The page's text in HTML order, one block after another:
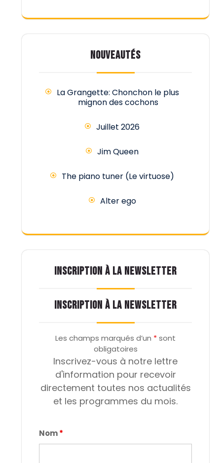
NOUVEAUTÉS
La Grangette: Chonchon le plus
mignon des cochons
Juillet 2026
Jim Queen
The piano tuner (Le virtuose)
Alter ego
INSCRIPTION À LA NEWSLETTER
INSCRIPTION À LA NEWSLETTER
Les champs marqués d’un *sont
obligatoires
Inscrivez-vous à notre lettre
d'information pour recevoir
directement toutes nos actualités
et les programmes du mois.
Nom*